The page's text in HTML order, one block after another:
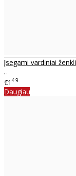
Įsegami vardiniai
..
€1 49
Daugiau